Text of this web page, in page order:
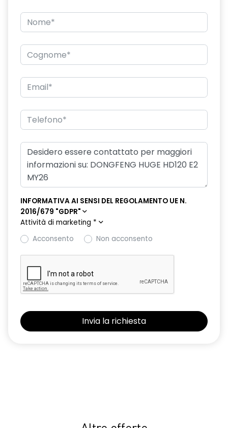
INFORMATIVA AI SENSI DEL REGOLAMENTO UE N.
2016/679 "GDPR"
Attività di marketing *
Acconsento
Non acconsento